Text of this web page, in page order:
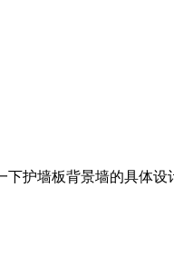
护墙板背景墙的具体